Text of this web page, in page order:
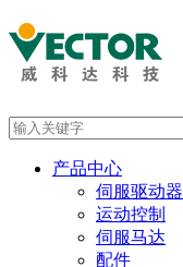
产品中心
伺服驱动器
运动控制
伺服马达
配件